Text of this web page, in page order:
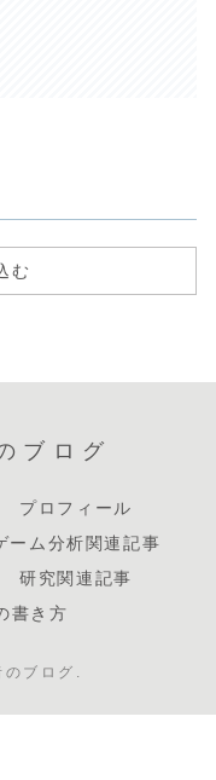
む
ブログ
プロフィール
ーム分析関連記事
研究関連記事
書き方
ブログ.